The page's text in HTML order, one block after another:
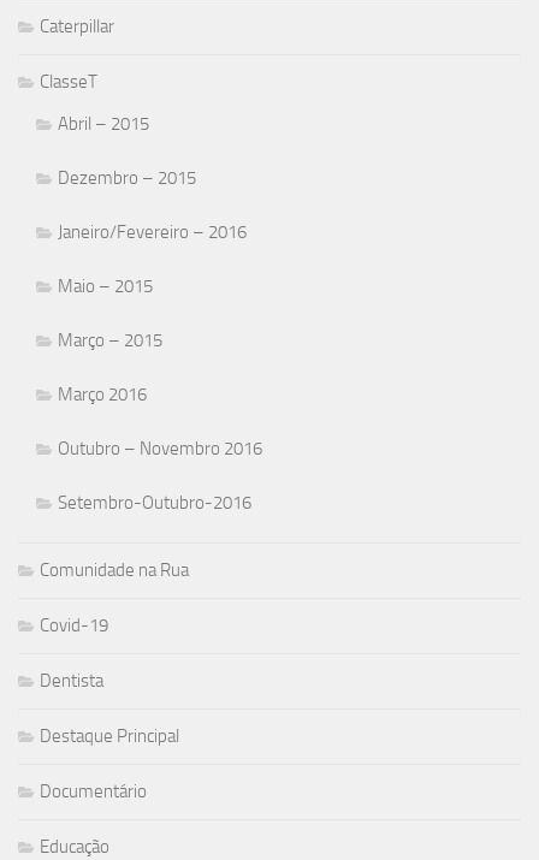
Caterpillar
ClasseT
Abril – 2015
Dezembro – 2015
Janeiro/Fevereiro – 2016
Maio – 2015
Março – 2015
Março 2016
Outubro – Novembro 2016
Setembro-Outubro-2016
Comunidade na Rua
Covid-19
Dentista
Destaque Principal
Documentário
Educação